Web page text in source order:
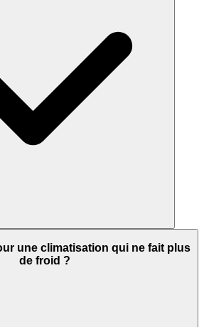
une climatisation qui ne fait plus
de froid ?